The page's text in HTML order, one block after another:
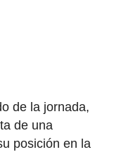
de la jornada,
de una
posición en la